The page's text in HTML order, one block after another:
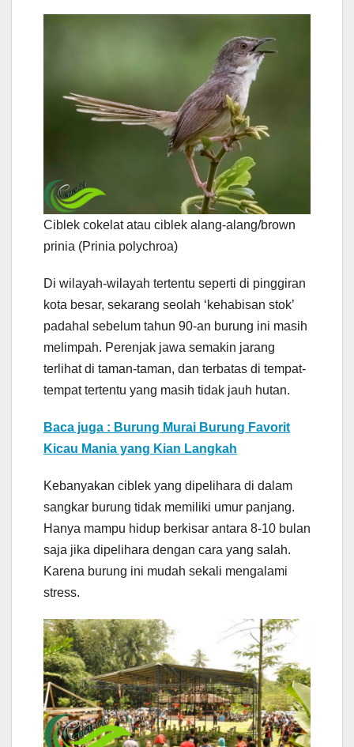
Ciblek cokelat atau ciblek alang-alang/brown
prinia (Prinia polychroa)
Di wilayah-wilayah tertentu seperti di pinggiran
kota besar, sekarang seolah ‘kehabisan stok’
padahal sebelum tahun 90-an burung ini masih
melimpah. Perenjak jawa semakin jarang
terlihat di taman-taman, dan terbatas di tempat-
tempat tertentu yang masih tidak jauh hutan.
Baca juga : Burung Murai Burung Favorit
Kicau Mania yang Kian Langkah
Kebanyakan ciblek yang dipelihara di dalam
sangkar burung tidak memiliki umur panjang.
Hanya mampu hidup berkisar antara 8-10 bulan
saja jika dipelihara dengan cara yang salah.
Karena burung ini mudah sekali mengalami
stress.